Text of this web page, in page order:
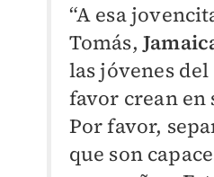
“A esa
Tomás,
las jóvenes
favor crean en
Por favor,
que son